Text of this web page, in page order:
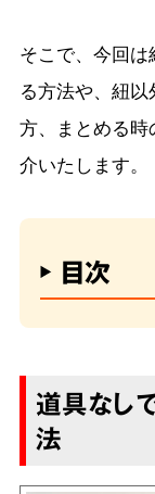
そこで、今回
る方法や、紐
方、まとめる
介いたします。
目次
道具なし
法